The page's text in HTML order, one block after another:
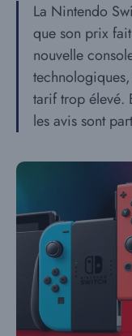
La Nintendo
que son prix
nouvelle
tarif trop élevé.
les avis sont